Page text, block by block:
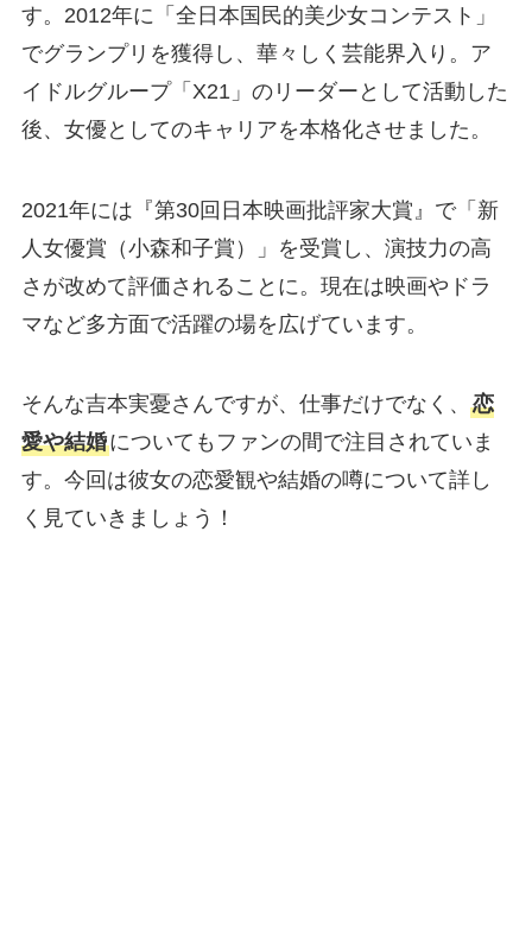
す。2012年に「全日本国民的美少女コンテスト」
でグランプリを獲得し、華々しく芸能界入り。ア
イドルグループ「X21」のリーダーとして活動した
後、女優としてのキャリアを本格化させました。
2021年には『第30回日本映画批評家大賞』で「新
人女優賞（小森和子賞）」を受賞し、演技力の高
さが改めて評価されることに。現在は映画やドラ
マなど多方面で活躍の場を広げています。
そんな吉本実憂さんですが、仕事だけでなく、 恋
愛や結婚についてもファンの間で注目されていま
す。今回は彼女の恋愛観や結婚の噂について詳し
く見ていきましょう！